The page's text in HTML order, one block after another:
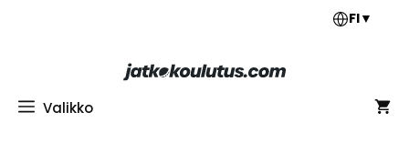
FI▼
Valikko